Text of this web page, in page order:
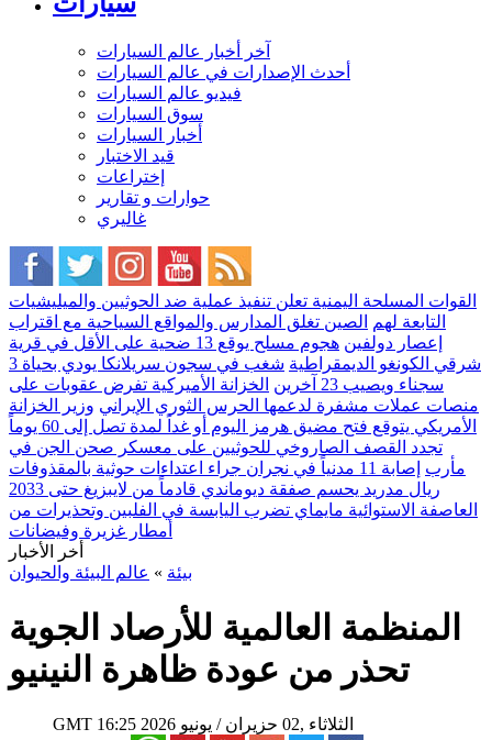
آخر أخبار عالم السيارات
أحدث الإصدارات في عالم السيارات
فيديو عالم السيارات
سوق السيارات
أخبار السيارات
قيد الاختبار
إختراعات
حوارات و تقارير
غاليري
القوات المسلحة اليمنية تعلن تنفيذ عملية ضد الحوثيين والميليشيات
التابعة لهم
الصين تغلق المدارس والمواقع السياحية مع اقتراب
إعصار دولفين
هجوم مسلح يوقع 13 ضحية على الأقل في قرية
شرقي الكونغو الديمقراطية
شغب في سجون سريلانكا يودي بحياة 3
سجناء ويصيب 23 آخرين
الخزانة الأميركية تفرض عقوبات على
منصات عملات مشفرة لدعمها الحرس الثوري الإيراني وزير الخزانة
الأمريكي يتوقع فتح مضيق هرمز اليوم أو غداً لمدة تصل إلى 60 يوماً
تجدد القصف الصاروخي للحوثيين على معسكر صحن الجن في
مأرب إصابة 11 مدنياً في نجران جراء اعتداءات حوثية بالمقذوفات
ريال مدريد يحسم صفقة ديوماندي قادماً من لايبزيغ حتى 2033
العاصفة الاستوائية مايماي تضرب اليابسة في الفلبين وتحذيرات من
أمطار غزيرة وفيضانات
أخر الأخبار
بيئة » عالم البيئة والحيوان
المنظمة العالمية للأرصاد الجوية
تحذر من عودة ظاهرة النينيو
GMT 16:25 2026 الثلاثاء ,02 حزيران / يونيو